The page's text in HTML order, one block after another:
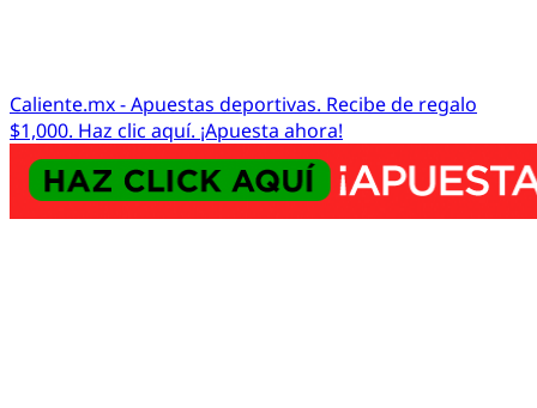
Caliente.mx - Apuestas deportivas. Recibe de regalo
$1,000. Haz clic aquí. ¡Apuesta ahora!